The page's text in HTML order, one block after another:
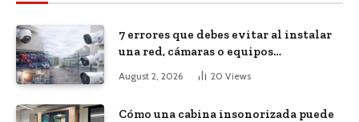
7 errores que debes evitar al instalar
una red, cámaras o equipos
tecnológicos en una empresa
August 2, 2026 20 Views
Cómo una cabina insonorizada puede